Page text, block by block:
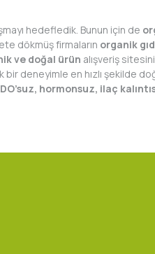
hedefledik. Bunun için de
dökmüş firmaların organik
ve doğal ürün alışveriş
deneyimle en hızlı şekilde
hormonsuz, ilaç